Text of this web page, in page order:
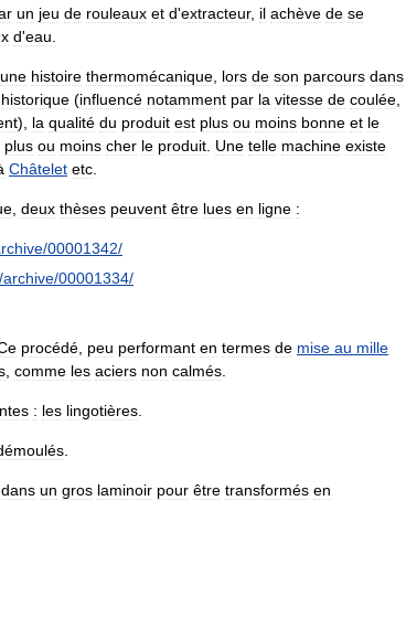
un jeu de rouleaux et d'extracteur, il achève de se
d'eau
une histoire thermomécanique lors de son parcours dans
historique (influencé notamment par la vitesse de coulée
), la qualité du produit est plus ou moins bonne et le
plus ou moins cher le produit Une telle machine existe
Châtelet etc
deux thèses peuvent être lues en ligne :
/00001342/
/archive/00001334/
procédé peu performant en termes de mise au mille
comme les aciers non calmés
: les lingotières
dans un gros laminoir pour être transformés en